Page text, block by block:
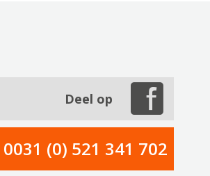
Deel op
0031 (0) 521 341 702